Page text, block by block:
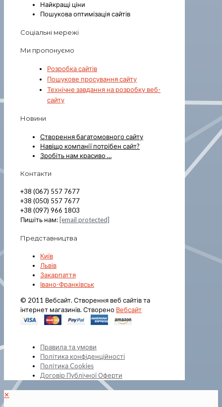
Найкращі ціни
Пошукова оптимізація сайтів
Соціальні мережі
Ми пропонуємо
Розробка сайтів
Пошукове просування сайту
Технічне завдання на розробку веб-
сайту
Новини
Створення багатомовного сайту
Навіщо компанії потрібен сайт?
Зробіть нам красиво …
Контакти
+38 (067) 557 7677
+38 (050) 557 7677
+38 (097) 966 1803
Пишіть нам: [email protected]
Представництва
Київ
Львів
Закарпаття
Івано-Франківськ
© 2011 Вебсайт. Створення веб сайтів та
інтернет магазинів. Створено Вебсайт
Правила та умови
Політика конфіденційності
Політика Cookies
Договір Публічної Оферти
✕